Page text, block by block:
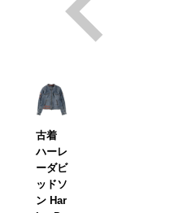
古着
ハーレ
ーダビ
ッドソ
ン Har